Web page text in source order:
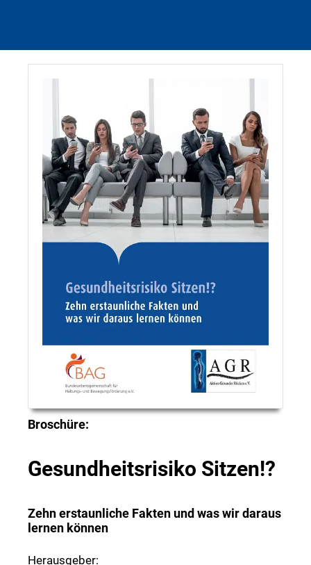
Broschüre:
Gesundheitsrisiko Sitzen!?
Zehn erstaunliche Fakten und was wir daraus
lernen können
Herausgeber: